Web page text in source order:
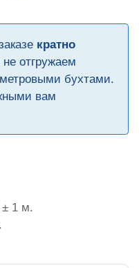
кратно
отгружаем
бухтами.
вам
± 1 м.